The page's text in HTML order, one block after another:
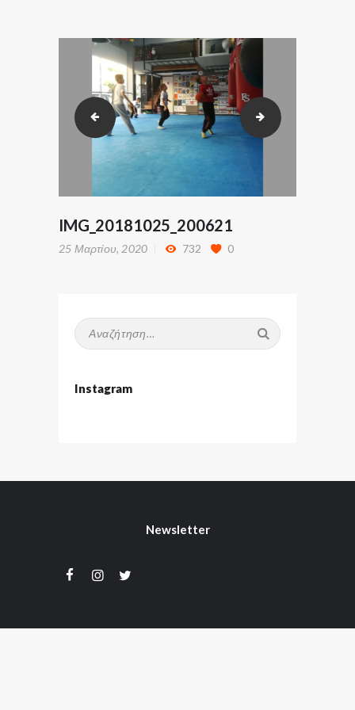
KRAV MAGA
Η ΣΧΟΛΗ
GALLERY
ΤΑ ΝΕΑ ΜΑΣ
ΕΠΙΚΟΙΝΩΝΙΑ
IMG_20200221_172458
IMG_20181025_200621
25 Μαρτίου, 2020 732 0
Αναζήτηση
για:
Instagram
Newsletter